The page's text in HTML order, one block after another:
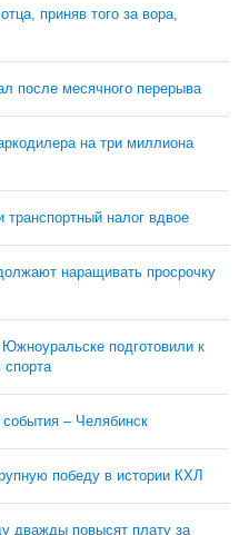
приняв того за вора,
после месячного перерыва
на три миллиона
транспортный налог вдвое
наращивать просрочку
подготовили к
– Челябинск
победу в истории КХЛ
дважды повысят плату за